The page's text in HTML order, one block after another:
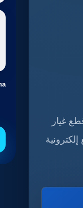
غيار